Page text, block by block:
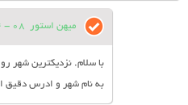
میهن استور 08 - 04 - 1400
با سلام. نزدیکترین شهر
به نام شهر و ادرس دقیق